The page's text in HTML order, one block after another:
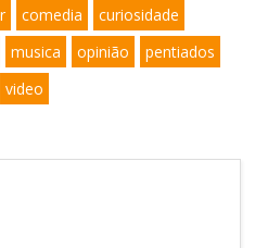
comedia
curiosidade
musica opinião
pentiados
video